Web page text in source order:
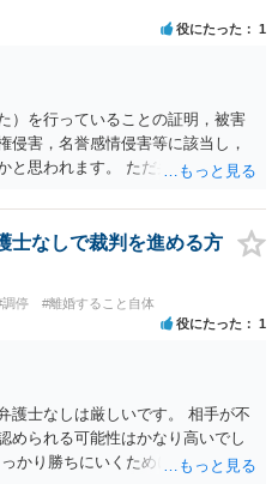
役にたった 1
）を行っていることの証明，被害
侵害，名誉感情侵害等に該当し，
と思われます。 ただ弁護士費用を
士なしで裁判を進める方
調停 #離婚すること自体
役にたった 1
護士なしは厳しいです。 相手が不
められる可能性はかなり高いでし
かり勝ちにいくためにも弁護士委